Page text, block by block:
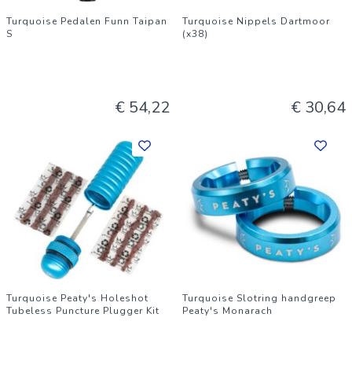
Turquoise Pedalen Funn Taipan
S
€ 54,22
Turquoise Nippels Dartmoor
(x38)
€ 30,64
Turquoise Peaty's Holeshot
Tubeless Puncture Plugger Kit
Turquoise Slotring handgreep
Peaty's Monarach